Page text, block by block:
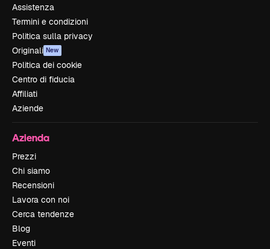
Assistenza
Termini e condizioni
Politica sulla privacy
Originali New
Politica dei cookie
Centro di fiducia
Affiliati
Aziende
Azienda
Prezzi
Chi siamo
Recensioni
Lavora con noi
Cerca tendenze
Blog
Eventi